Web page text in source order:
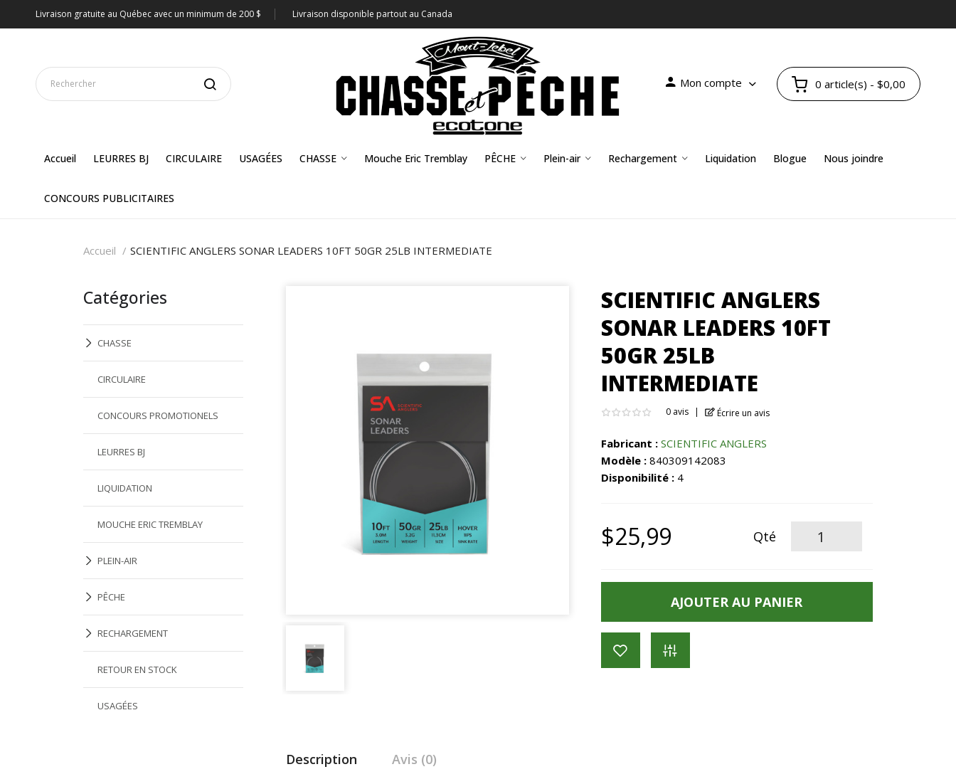
Livraison gratuite au Québec avec un minimum de 200 $ Livraison disponible partout au Canada
Mon compte 0 article(s) - $0,00
Accueil LEURRES BJ CIRCULAIRE USAGÉES CHASSE Mouche Eric Tremblay PÊCHE Plein-air Rechargement Liquidation Blogue Nous joindre
CONCOURS PUBLICITAIRES
Accueil SCIENTIFIC ANGLERS SONAR LEADERS 10FT 50GR 25LB INTERMEDIATE
Catégories
CHASSE
CIRCULAIRE
CONCOURS PROMOTIONELS
LEURRES BJ
LIQUIDATION
MOUCHE ERIC TREMBLAY
PLEIN-AIR
PÊCHE
RECHARGEMENT
RETOUR EN STOCK
USAGÉES
SCIENTIFIC ANGLERS
SONAR LEADERS 10FT
50GR 25LB
INTERMEDIATE
0 avis Écrire un avis
Fabricant : SCIENTIFIC ANGLERS
Modèle : 840309142083
Disponibilité : 4
$25,99 Qté
AJOUTER AU PANIER
Description Avis (0)